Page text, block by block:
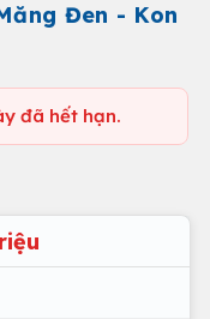
Đen - Kon
đã hết hạn.